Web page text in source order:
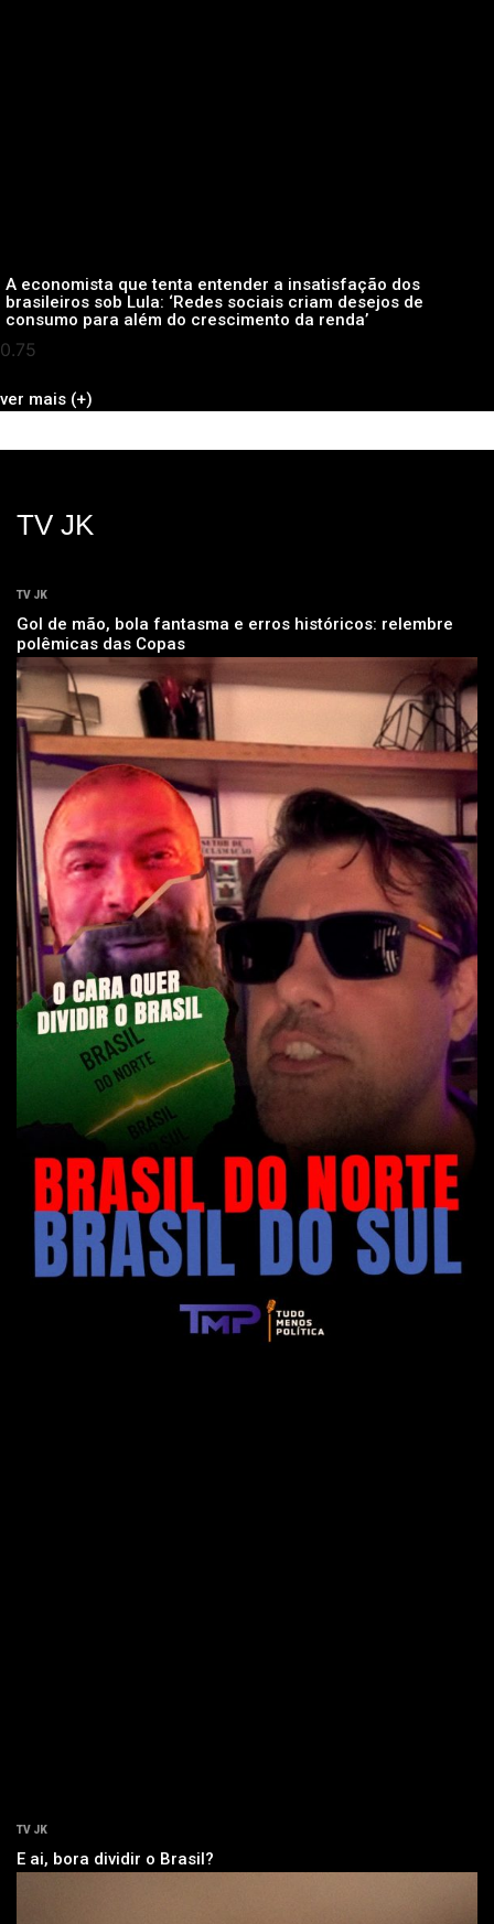
A economista que tenta entender a insatisfação dos
brasileiros sob Lula: ‘Redes sociais criam desejos de
consumo para além do crescimento da renda’
ver mais (+)
TV JK
TV JK
Gol de mão, bola fantasma e erros históricos: relembre
polêmicas das Copas
TV JK
E ai, bora dividir o Brasil?